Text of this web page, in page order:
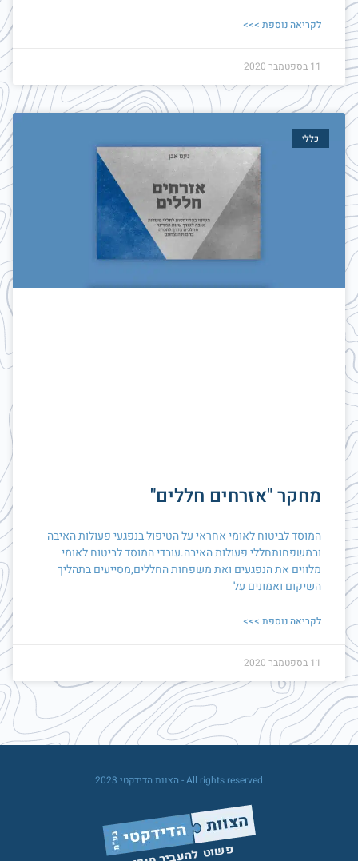
לקריאה נוספת >>>
11 בספטמבר 2020
כללי
מחקר "אזרחים חללים"
המוסד לביטוח לאומי אחראי על הטיפול בנפגעי פעולות האיבה
ובמשפחותחללי פעולות האיבה.עובדי המוסד לביטוח לאומי
מלווים את הנפגעים ואת משפחות החללים,מסייעים בתהליך
השיקום ואמונים על
לקריאה נוספת >>>
11 בספטמבר 2020
All rights reserved - הצוות הדידקטי 2023